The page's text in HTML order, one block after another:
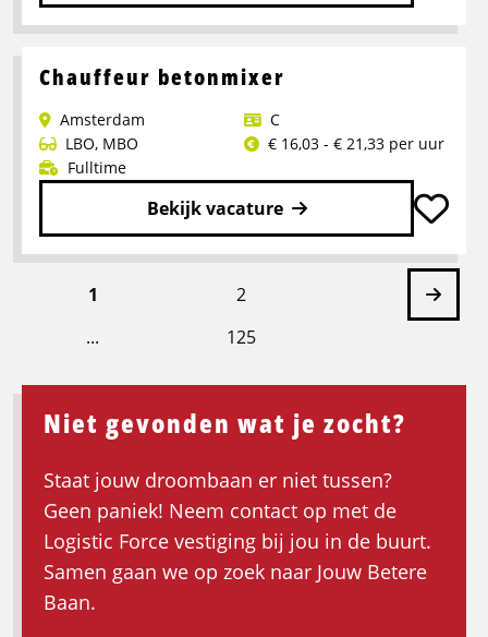
Lees
over
Chauffeur
Meubelbezorging
Chauffeur betonmixer
Amsterdam
C
LBO, MBO
€ 16,03 - € 21,33 per uur
Fulltime
Bekijk vacature
Lees
1
2
...
125
Niet gevonden wat je zocht?
Staat jouw droombaan er niet tussen?
Geen paniek! Neem contact op met de
Logistic Force vestiging bij jou in de buurt.
Samen gaan we op zoek naar Jouw Betere
Baan.